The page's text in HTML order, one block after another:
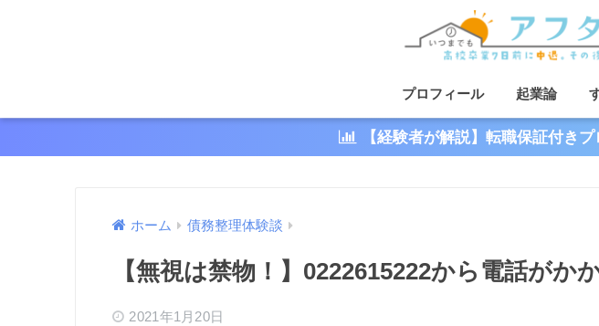
プロフィール 起業論
【経験者が解説】転職保証付き
ホーム 債務整理体験談
【無視は禁物！】0222615222から電話がか
2021年1月20日